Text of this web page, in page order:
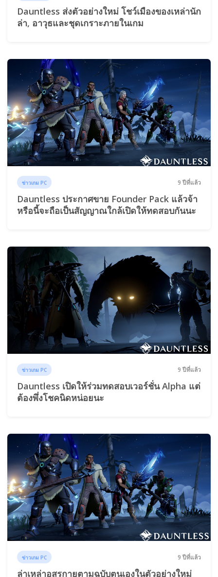
Dauntless ส่งตัวอย่างใหม่ โชว์เมืองของเหล่านัก
ล่า, อาวุธและชุดเกราะภายในเกม
ข่าวเกม PC 9 ปีที่แล้ว
Dauntless ประกาศขาย Founder Pack แล้วจ้า
หรือนี้จะถือเป็นสัญญาณใกล้เปิดให้ทดสอบกันนะ
ข่าวเกม PC 9 ปีที่แล้ว
Dauntless เปิดให้ร่วมทดสอบเวอร์ชั่น Alpha แต่
ต้องพึ่งโชคนิดหน่อยนะ
ข่าวเกม PC 9 ปีที่แล้ว
ล่าเหล่าอสูรกายตามฉบับตนเองในตัวอย่างใหม่